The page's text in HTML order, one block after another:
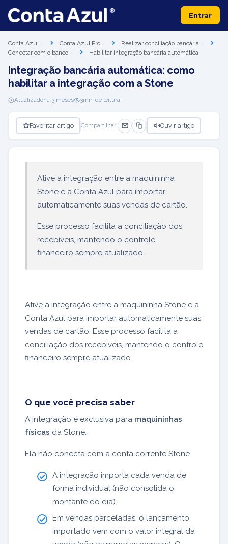
Entrar
Conta Azul Conta Azul Pro
Realizar conciliação bancária
Conectar com o banco
Habilitar integração bancária automática
Integração bancária automática: como
habilitar a integração com a Stone
Atualizadohá 3 meses 3min de leitura
Favoritar artigo Compartilhar: Ouvir artigo
Ative a integração entre a maquininha
Stone e a Conta Azul para importar
automaticamente suas vendas de cartão.
Esse processo facilita a conciliação dos
recebíveis, mantendo o controle
financeiro sempre atualizado.
Ative a integração entre a maquininha Stone e a
Conta Azul para importar automaticamente suas
vendas de cartão. Esse processo facilita a
conciliação dos recebíveis, mantendo o controle
financeiro sempre atualizado.
O que você precisa saber
A integração é exclusiva para maquininhas
físicas da Stone.
Ela não conecta com a conta corrente Stone.
A integração importa cada venda de
forma individual (não consolida o
montante do dia).
Em vendas parceladas, o lançamento
importado vem com o valor integral da